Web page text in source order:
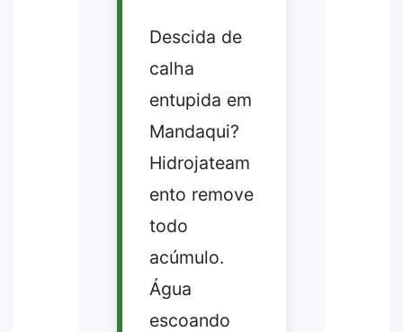
Descida de
calha
entupida em
Mandaqui?
Hidrojateam
ento remove
todo
acúmulo.
Água
escoando